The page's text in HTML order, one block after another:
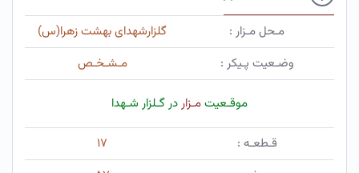
مـحل مـزار :
گلزارشهدای بهشت زهرا(س)
وضـعیت پـیکر :
مـشـخـص
موقـعیتمـزاردر گـلزار شـهدا
قـطعـه :
۱۷